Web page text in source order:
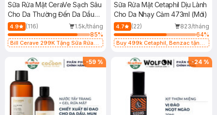
Sữa Rửa Mặt CeraVe Sạch Sâu
Cho Da Thường Đến Da Dầu
473ml
4.9 (116)
1.5k/tháng
85%
Bill Cerave 299K Tặng Sữa Rửa
Sữa Rửa Mặt Cetaphil Dịu Lành
Cho Da Nhạy Cảm 473ml (Mới)
4.7 (22)
823/tháng
64%
Buy 499k Cetaphil, Benzac tặng
-59 % -24 %